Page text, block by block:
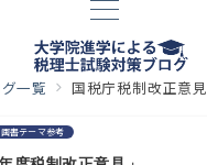
一覧 国税庁税制改正意見
書テーマ参考